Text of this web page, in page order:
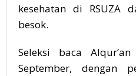
kesehatan di RSUZA
besok.
Seleksi baca
September, dengan